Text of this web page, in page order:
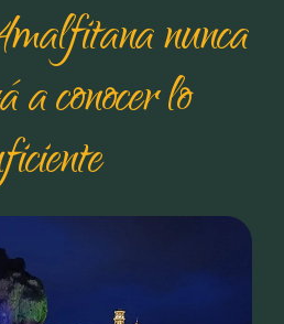
nunca
a conocer lo